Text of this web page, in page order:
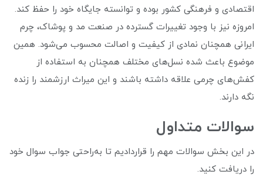
اقتصادی و فرهنگی کشور بوده و توانسته جایگاه خود را حفظ کند.
امروزه نیز با وجود تغییرات گسترده در صنعت مد و پوشاک، چرم
ایرانی همچنان نمادی از کیفیت و اصالت محسوب می‌شود. همین
موضوع باعث شده نسل‌های مختلف همچنان به استفاده از
کفش‌های چرمی علاقه داشته باشند و این میراث ارزشمند را زنده
نگه دارند.
سوالات متداول
در این بخش سوالات مهم را قراردادیم تا به‌راحتی جواب سوال خود
را دریافت کنید.